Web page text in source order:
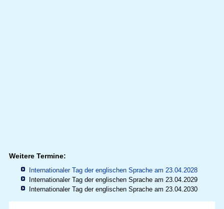
Weitere Termine:
Internationaler Tag der englischen Sprache am 23.04.2028
Internationaler Tag der englischen Sprache am 23.04.2029
Internationaler Tag der englischen Sprache am 23.04.2030